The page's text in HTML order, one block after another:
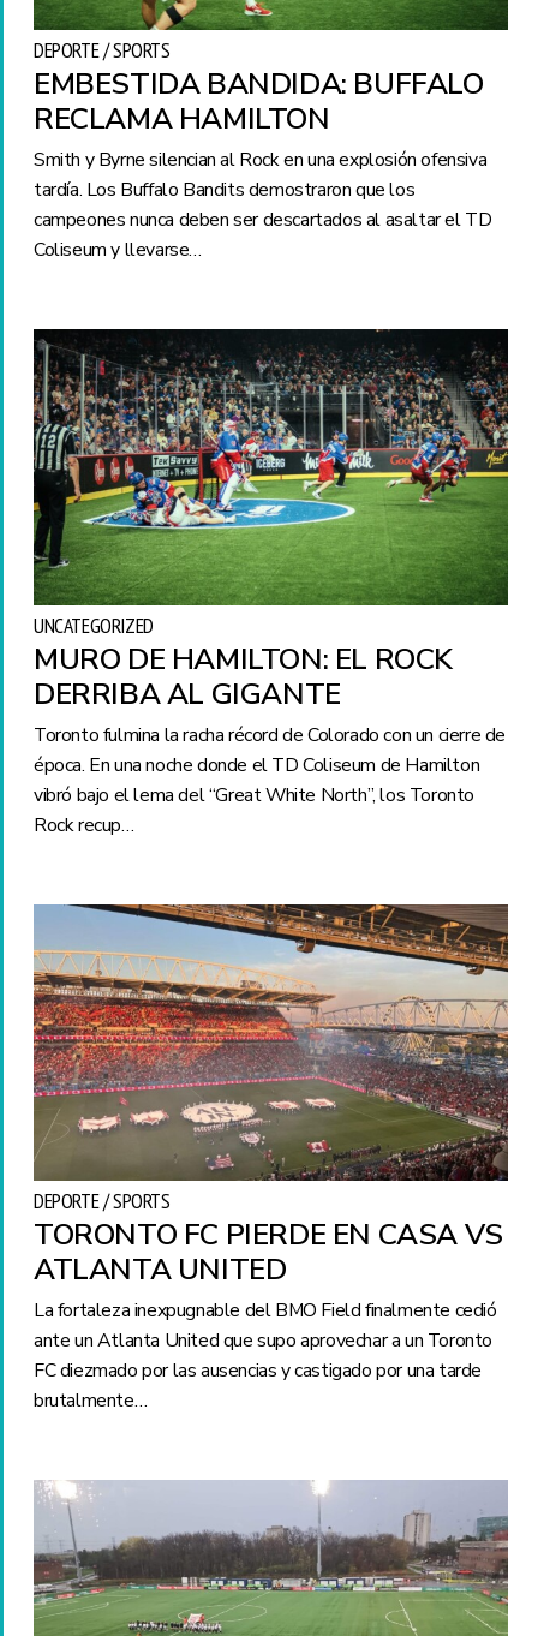
DEPORTE / SPORTS
EMBESTIDA BANDIDA: BUFFALO
RECLAMA HAMILTON
Smith y Byrne silencian al Rock en una explosión ofensiva
tardía. Los Buffalo Bandits demostraron que los
campeones nunca deben ser descartados al asaltar el TD
Coliseum y llevarse…
UNCATEGORIZED
MURO DE HAMILTON: EL ROCK
DERRIBA AL GIGANTE
Toronto fulmina la racha récord de Colorado con un cierre de
época. En una noche donde el TD Coliseum de Hamilton
vibró bajo el lema del “Great White North”, los Toronto
Rock recup…
DEPORTE / SPORTS
TORONTO FC PIERDE EN CASA VS
ATLANTA UNITED
La fortaleza inexpugnable del BMO Field finalmente cedió
ante un Atlanta United que supo aprovechar a un Toronto
FC diezmado por las ausencias y castigado por una tarde
brutalmente…